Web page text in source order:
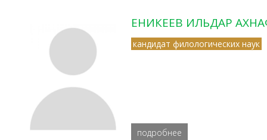
ЕНИКЕЕВ ИЛЬДАР
кандидат филологических наук
подробнее